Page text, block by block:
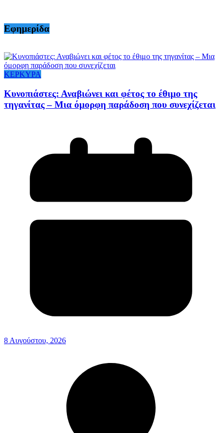
Εφημερίδα
ΚΕΡΚΥΡΑ
Κυνοπιάστες: Αναβιώνει και φέτος το έθιμο της
τηγανίτας – Μια όμορφη παράδοση που συνεχίζεται
8 Αυγούστου, 2026